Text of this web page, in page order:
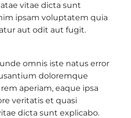
vitae dicta sunt
ipsam voluptatem quia
aut odit aut fugit.
omnis iste natus error
doloremque
aperiam, eaque ipsa
veritatis et quasi
dicta sunt explicabo.